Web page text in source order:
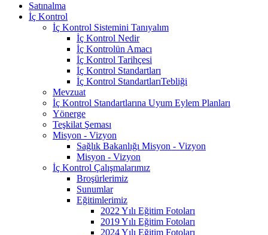
Satınalma
İç Kontrol
İç Kontrol Sistemini Tanıyalım
İç Kontrol Nedir
İç Kontrolün Amacı
İç Kontrol Tarihçesi
İç Kontrol Standartları
İç Kontrol StandartlarıTebliği
Mevzuat
İç Kontrol Standartlarına Uyum Eylem Planları
Yönerge
Teşkilat Şeması
Misyon - Vizyon
Sağlık Bakanlığı Misyon - Vizyon
Misyon - Vizyon
İç Kontrol Çalışmalarımız
Broşürlerimiz
Sunumlar
Eğitimlerimiz
2022 Yılı Eğitim Fotoları
2019 Yılı Eğitim Fotoları
2024 Yılı Eğitim Fotoları